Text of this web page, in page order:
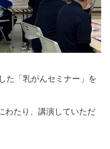
た「乳がんセミナー」を
わたり、講演していただ